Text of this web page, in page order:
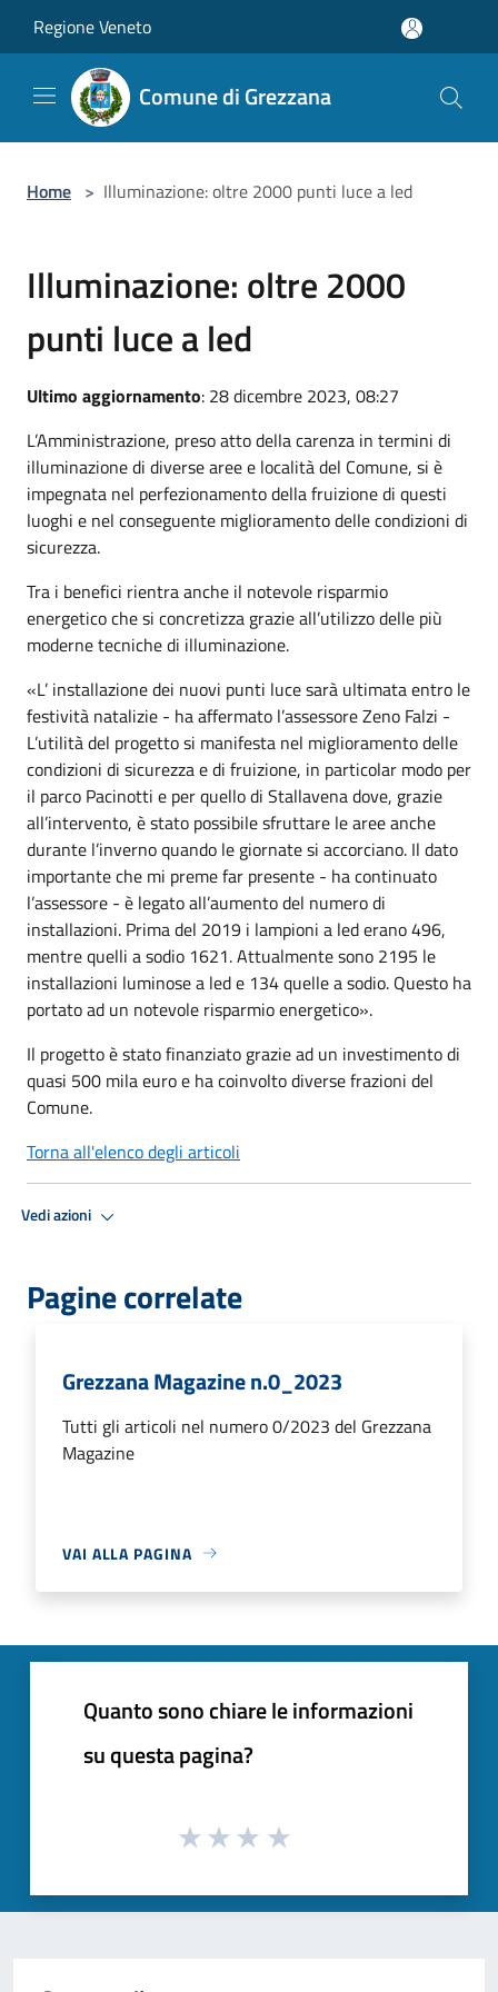
Regione Veneto
Comune di Grezzana
Home > Illuminazione: oltre 2000 punti luce a led
Illuminazione: oltre 2000
punti luce a led
Ultimo aggiornamento: 28 dicembre 2023, 08:27
L’Amministrazione, preso atto della carenza in termini di
illuminazione di diverse aree e località del Comune, si è
impegnata nel perfezionamento della fruizione di questi
luoghi e nel conseguente miglioramento delle condizioni di
sicurezza.
Tra i benefici rientra anche il notevole risparmio
energetico che si concretizza grazie all’utilizzo delle più
moderne tecniche di illuminazione.
«L’ installazione dei nuovi punti luce sarà ultimata entro le
festività natalizie - ha affermato l’assessore Zeno Falzi -
L’utilità del progetto si manifesta nel miglioramento delle
condizioni di sicurezza e di fruizione, in particolar modo per
il parco Pacinotti e per quello di Stallavena dove, grazie
all’intervento, è stato possibile sfruttare le aree anche
durante l’inverno quando le giornate si accorciano. Il dato
importante che mi preme far presente - ha continuato
l’assessore - è legato all’aumento del numero di
installazioni. Prima del 2019 i lampioni a led erano 496,
mentre quelli a sodio 1621. Attualmente sono 2195 le
installazioni luminose a led e 134 quelle a sodio. Questo ha
portato ad un notevole risparmio energetico».
Il progetto è stato finanziato grazie ad un investimento di
quasi 500 mila euro e ha coinvolto diverse frazioni del
Comune.
Torna all'elenco degli articoli
Vedi azioni
Pagine correlate
Grezzana Magazine n.0_2023
Tutti gli articoli nel numero 0/2023 del Grezzana
Magazine
VAI ALLA PAGINA
Quanto sono chiare le informazioni
su questa pagina?